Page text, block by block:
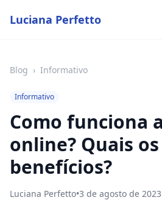
Luciana Perfetto
Blog › Informativo
Informativo
Como funciona
online? Quais os
benefícios?
Luciana Perfetto•3 de agosto de 2023